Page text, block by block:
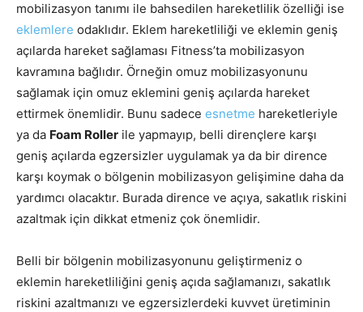
mobilizasyon tanımı ile bahsedilen hareketlilik özelliği ise
eklemlere odaklıdır. Eklem hareketliliği ve eklemin geniş
açılarda hareket sağlaması Fitness’ta mobilizasyon
kavramına bağlıdır. Örneğin omuz mobilizasyonunu
sağlamak için omuz eklemini geniş açılarda hareket
ettirmek önemlidir. Bunu sadece esnetme hareketleriyle
ya da Foam Roller ile yapmayıp, belli dirençlere karşı
geniş açılarda egzersizler uygulamak ya da bir dirence
karşı koymak o bölgenin mobilizasyon gelişimine daha da
yardımcı olacaktır. Burada dirence ve açıya, sakatlık riskini
azaltmak için dikkat etmeniz çok önemlidir.
Belli bir bölgenin mobilizasyonunu geliştirmeniz o
eklemin hareketliliğini geniş açıda sağlamanızı, sakatlık
riskini azaltmanızı ve egzersizlerdeki kuvvet üretiminin